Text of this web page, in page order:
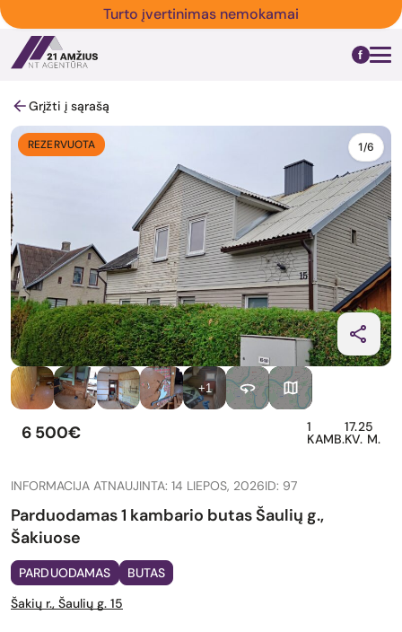
Turto įvertinimas nemokamai
Grįžti į sąrašą
1/6
REZERVUOTA
+1
6 500€ 1
KAMB.
17.25
KV. M.
INFORMACIJA ATNAUJINTA: 14 LIEPOS, 2026ID: 97
Parduodamas 1 kambario butas Šaulių g.,
Šakiuose
PARDUODAMAS
BUTAS
Šakių r., Šaulių g. 15